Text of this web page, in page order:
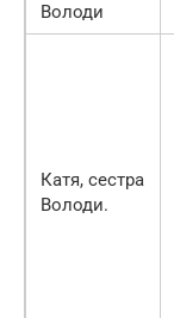
Володи
Катя, сестра
Володи.